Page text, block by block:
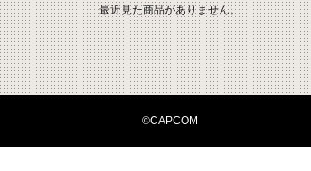
最近見た商品がありません。
©CAPCOM